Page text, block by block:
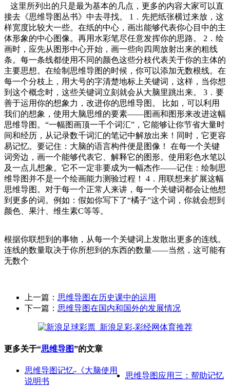
这里所列出的只是最为基本的几点，更多的内容大家可以直
接去《思维导图丛书》中去寻找。 1．先把纸张横过来放，这
样宽度比较大一些。在纸的中心，画出能够代表你心目中的主
体形象的中心图像。再用水彩笔尽任意发挥你的思路。 2．绘
画时，应先从图形中心开始，画一些向四周放射出来的粗线
条。每一条线都使用不同的颜色这些分枝代表关于你的主体的
主要思想。在绘制思维导图的时候，你可以添加无数根线。在
每一个分枝上，用大号的字清楚地标上关键词，这样，当你想
到这个概念时，这些关键词立刻就会从大脑里跳出来。 3．要
善于运用你的想象力，改进你的思维导图。 比如，可以利用
我们的想象，使用大脑思维的要素——图画和图形来改进这幅
思维导图。“一幅图画顶一千个词汇”，它能够让你节省大量时
间和经历，从记录数千词汇的笔记中解放出来！同时，它更容
易记忆。要记住：大脑的语言构件便是图像！ 在每一个关键
词旁边，画一个能够代表它、解释它的图形。使用彩色水笔以
及一点儿想象。它不一定非要成为一幅杰作——记住：绘制思
维导图并不是一个绘画能力测验过程！ 4．用联想来扩展这幅
思维导图。对于每一个正常人来讲，每一个关键词都会让他想
到更多的词。例如：假如你写下了“橘子”这个词，你就会想到
颜色、果汁、维生素C等等。
根据你联想到的事物，从每一个关键词上发散出更多的连线。
连线的数量取决于你所想到的东西的数量——当然，这可能有
无数个
上一篇： 思维导图在历史课中的运用
下一篇： 思维导图在国内和国外的发展情况
更多关于“思维导图”的文章
思维导图记忆-《大脑使用
说明书
思维导图应用三：帮助记忆